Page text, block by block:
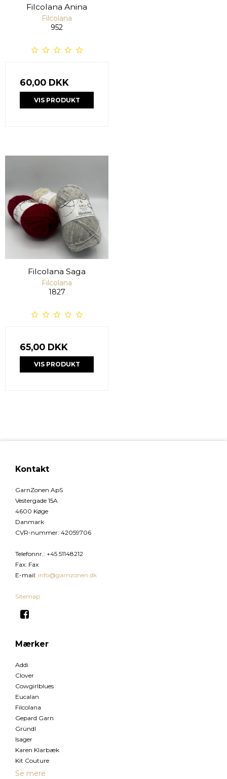
Filcolana Anina
Filcolana
952
60,00 DKK
VIS PRODUKT
Filcolana Saga
Filcolana
1827
65,00 DKK
VIS PRODUKT
Kontakt
GarnZonen ApS
Vestergade 15A
4600 Køge
Danmark
CVR-nummer: 42059706
Telefonnr. : +45 51148212
Fax: Fax
E-mail: info@garnzonen.dk
Sitemap
Mærker
Addi
Clover
Cowgirlblues
Eucalan
Filcolana
Gepard Garn
Gründl
Isager
Karen Klarbæk
Kit Couture
Se mere